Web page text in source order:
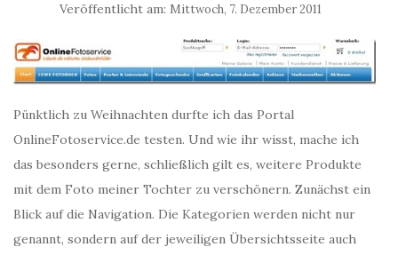
Veröffentlicht am: Mittwoch, 7. Dezember 2011
Pünktlich zu Weihnachten durfte ich das Portal
OnlineFotoservice.de testen. Und wie ihr wisst, mache ich
das besonders gerne, schließlich gilt es, weitere Produkte
mit dem Foto meiner Tochter zu verschönern. Zunächst ein
Blick auf die Navigation. Die Kategorien werden nicht nur
genannt, sondern auf der jeweiligen Übersichtsseite auch